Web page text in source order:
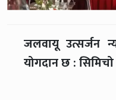
जलवायू उत्सर्जन
योगदान छ : सिमिचो